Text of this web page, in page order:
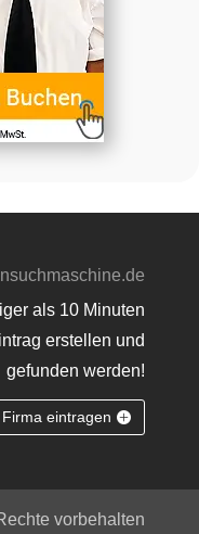
als 10 Minuten
erstellen und
gefunden werden!
Firma eintragen
vorbehalten